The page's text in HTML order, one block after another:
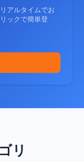
アルタイムでお
ックで簡単登
リ